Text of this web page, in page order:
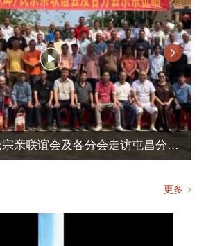
海南丘（邱）氏宗亲联谊会及各分会走访屯昌分会活动圆满举行
更多